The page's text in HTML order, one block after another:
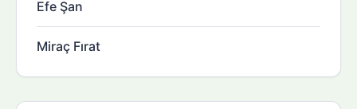
Efe Şan
Miraç Fırat